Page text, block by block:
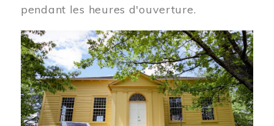
pendant les heures d'ouverture.
Image